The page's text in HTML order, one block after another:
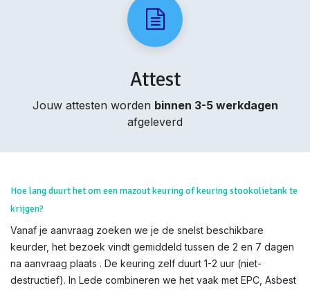
Attest
Jouw attesten worden binnen 3-5 werkdagen
afgeleverd
Hoe lang duurt het om een mazout keuring of keuring stookolietank te
krijgen?
Vanaf je aanvraag zoeken we je de snelst beschikbare
keurder, het bezoek vindt gemiddeld tussen de 2 en 7 dagen
na aanvraag plaats . De keuring zelf duurt 1-2 uur (niet-
destructief). In Lede combineren we het vaak met EPC, Asbest